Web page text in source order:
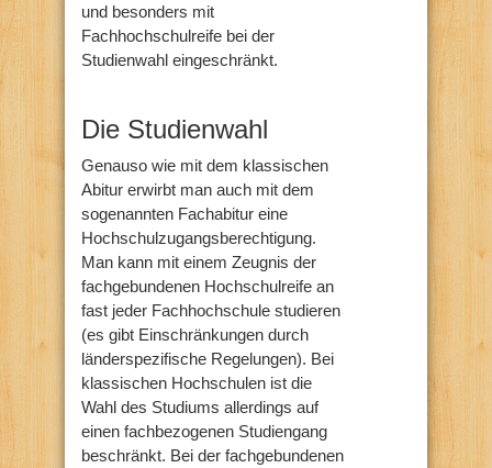
und besonders mit
Fachhochschulreife bei der
Studienwahl eingeschränkt.
Die Studienwahl
Genauso wie mit dem klassischen
Abitur erwirbt man auch mit dem
sogenannten Fachabitur eine
Hochschulzugangsberechtigung.
Man kann mit einem Zeugnis der
fachgebundenen Hochschulreife an
fast jeder Fachhochschule studieren
(es gibt Einschränkungen durch
länderspezifische Regelungen). Bei
klassischen Hochschulen ist die
Wahl des Studiums allerdings auf
einen fachbezogenen Studiengang
beschränkt. Bei der fachgebundenen